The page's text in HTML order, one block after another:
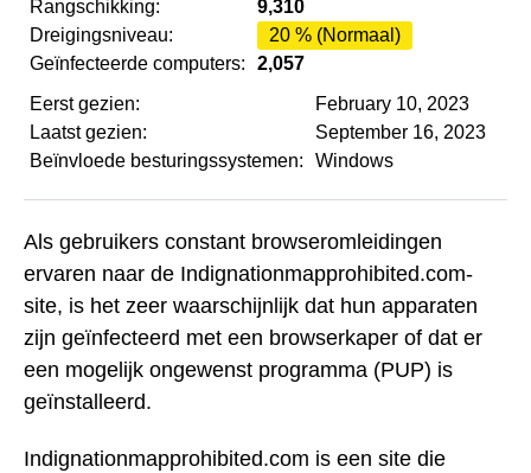
Rangschikking:
9,310
Dreigingsniveau:
20 % (Normaal)
Geïnfecteerde computers:
2,057
Eerst gezien:
February 10, 2023
Laatst gezien:
September 16, 2023
Beïnvloede besturingssystemen:
Windows
Als gebruikers constant browseromleidingen
ervaren naar de Indignationmapprohibited.com-
site, is het zeer waarschijnlijk dat hun apparaten
zijn geïnfecteerd met een browserkaper of dat er
een mogelijk ongewenst programma (PUP) is
geïnstalleerd.
Indignationmapprohibited.com is een site die